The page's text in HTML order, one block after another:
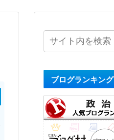
ブログランキング